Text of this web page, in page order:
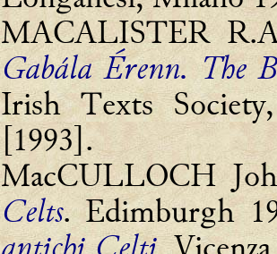
MACALISTER
Gabála Érenn. The
Irish Texts
[1993].
MacCULLOCH
Celts. Edimburgh